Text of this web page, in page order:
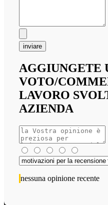
inviare
AGGIUNGETE
VOTO/
LAVORO
AZIENDA
nessuna opinione recente